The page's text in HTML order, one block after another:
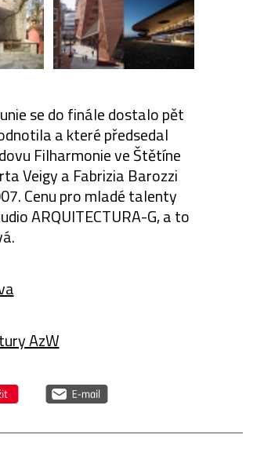
se do finále dostalo pět
a které předsedal
Filharmonie ve Štětíne
Veigy a Fabrizia Barozzi
Cenu pro mladé talenty
ARQUITECTURA-G, a to
AzW